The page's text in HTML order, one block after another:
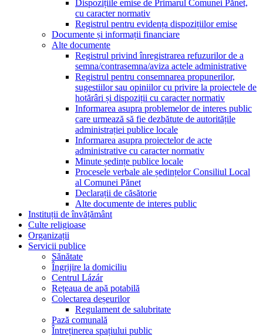
Dispozițiile emise de Primarul Comunei Pănet,
cu caracter normativ
Registrul pentru evidența dispozițiilor emise
Documente și informații financiare
Alte documente
Registrul privind înregistrarea refuzurilor de a
semna/contrasemna/aviza actele administrative
Registrul pentru consemnarea propunerilor,
sugestiilor sau opiniilor cu privire la proiectele de
hotărâri și dispoziții cu caracter normativ
Informarea asupra problemelor de interes public
care urmează să fie dezbătute de autoritățile
administrației publice locale
Informarea asupra proiectelor de acte
administrative cu caracter normativ
Minute ședințe publice locale
Procesele verbale ale ședințelor Consiliul Local
al Comunei Pănet
Declarații de căsătorie
Alte documente de interes public
Instituții de învățământ
Culte religioase
Organizații
Servicii publice
Sănătate
Îngrijire la domiciliu
Centrul Lázár
Rețeaua de apă potabilă
Colectarea deșeurilor
Regulament de salubritate
Pază comunală
Întreținerea spațiului public